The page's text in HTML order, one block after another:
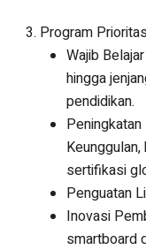
Program
Wajib
hingga
pendidikan.
sertifikasi
Penguatan
Inovasi
smartboard